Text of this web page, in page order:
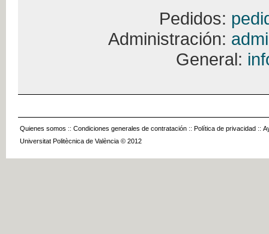
Pedidos:
Administración:
General:
Quienes somos :: Condiciones generales de contratación :: Política de privacidad ::
Universitat Politècnica de València © 2012